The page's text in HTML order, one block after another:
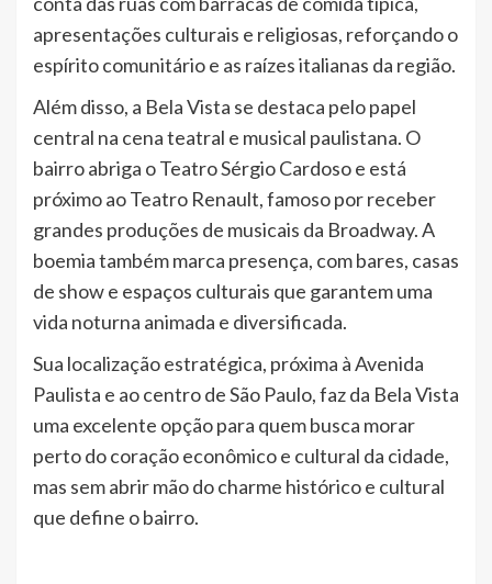
apresentações culturais e religiosas, reforçando o
espírito comunitário e as raízes italianas da região.
Além disso, a Bela Vista se destaca pelo papel
central na cena teatral e musical paulistana. O
bairro abriga o Teatro Sérgio Cardoso e está
próximo ao Teatro Renault, famoso por receber
grandes produções de musicais da Broadway. A
boemia também marca presença, com bares, casas
de show e espaços culturais que garantem uma
vida noturna animada e diversificada.
Sua localização estratégica, próxima à Avenida
Paulista e ao centro de São Paulo, faz da Bela Vista
uma excelente opção para quem busca morar
perto do coração econômico e cultural da cidade,
mas sem abrir mão do charme histórico e cultural
que define o bairro.